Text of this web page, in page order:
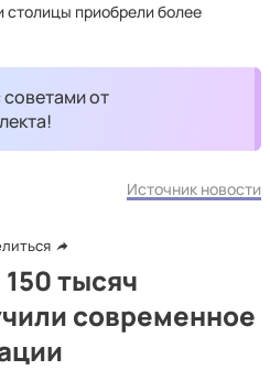
столицы приобрели более
советами от
Источник новости
тысяч
современное